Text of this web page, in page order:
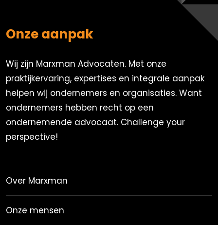
Onze aanpak
Wij zijn Marxman Advocaten. Met onze
praktijkervaring, expertises en integrale aanpak
helpen wij ondernemers en organisaties. Want
ondernemers hebben recht op een
ondernemende advocaat. Challenge your
perspective!
Over Marxman
Onze mensen